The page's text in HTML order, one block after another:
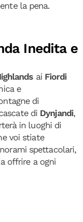
la pena.
Inedita e
ai Fiordi
e
di
di Dynjandi,
in luoghi di
voi stiate
spettacolari,
offrire a ogni